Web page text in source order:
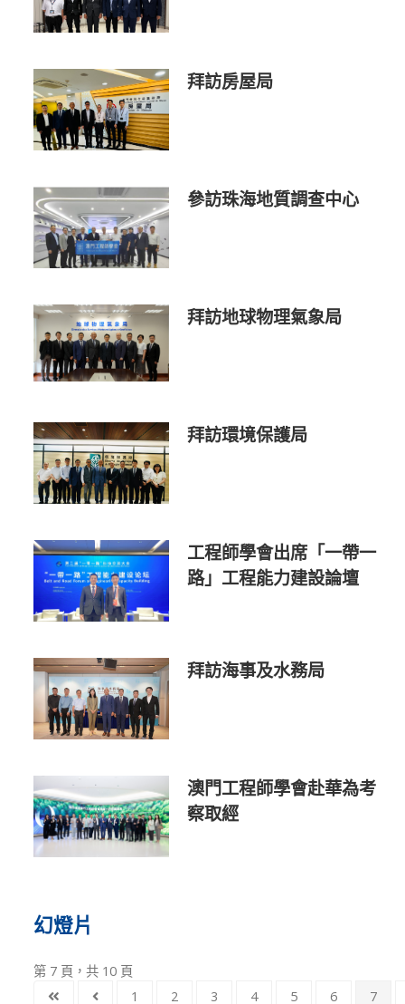
拜訪房屋局
參訪珠海地質調查中心
拜訪地球物理氣象局
拜訪環境保護局
工程師學會出席「一帶一
路」工程能力建設論壇
拜訪海事及水務局
澳門工程師學會赴華為考
察取經
幻燈片
第 7 頁，共 10 頁
1
2 3 4 5 6 7